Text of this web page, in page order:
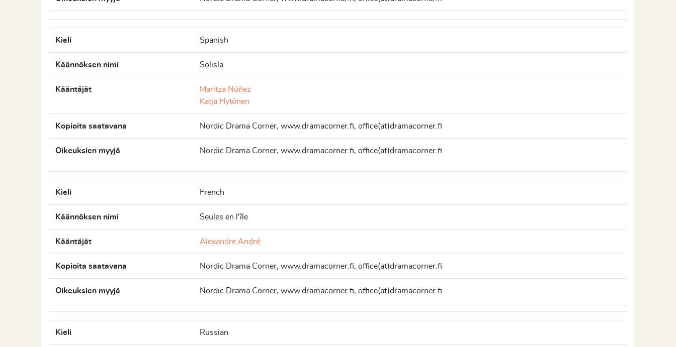
Kieli Spanish
Käännöksen nimi Solisla
Kääntäjät
Maritza Núñez
Katja Hytönen
Kopioita saatavana Nordic Drama Corner, www.dramacorner.fi, office(at)dramacorner.fi
Oikeuksien myyjä Nordic Drama Corner, www.dramacorner.fi, office(at)dramacorner.fi
Kieli French
Käännöksen nimi Seules en l'île
Kääntäjät Alexandre André
Kopioita saatavana Nordic Drama Corner, www.dramacorner.fi, office(at)dramacorner.fi
Oikeuksien myyjä Nordic Drama Corner, www.dramacorner.fi, office(at)dramacorner.fi
Kieli Russian